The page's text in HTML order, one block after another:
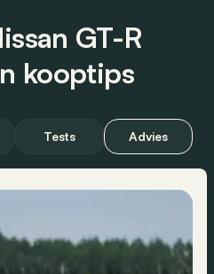
GT-R
kooptips
Tests Advies